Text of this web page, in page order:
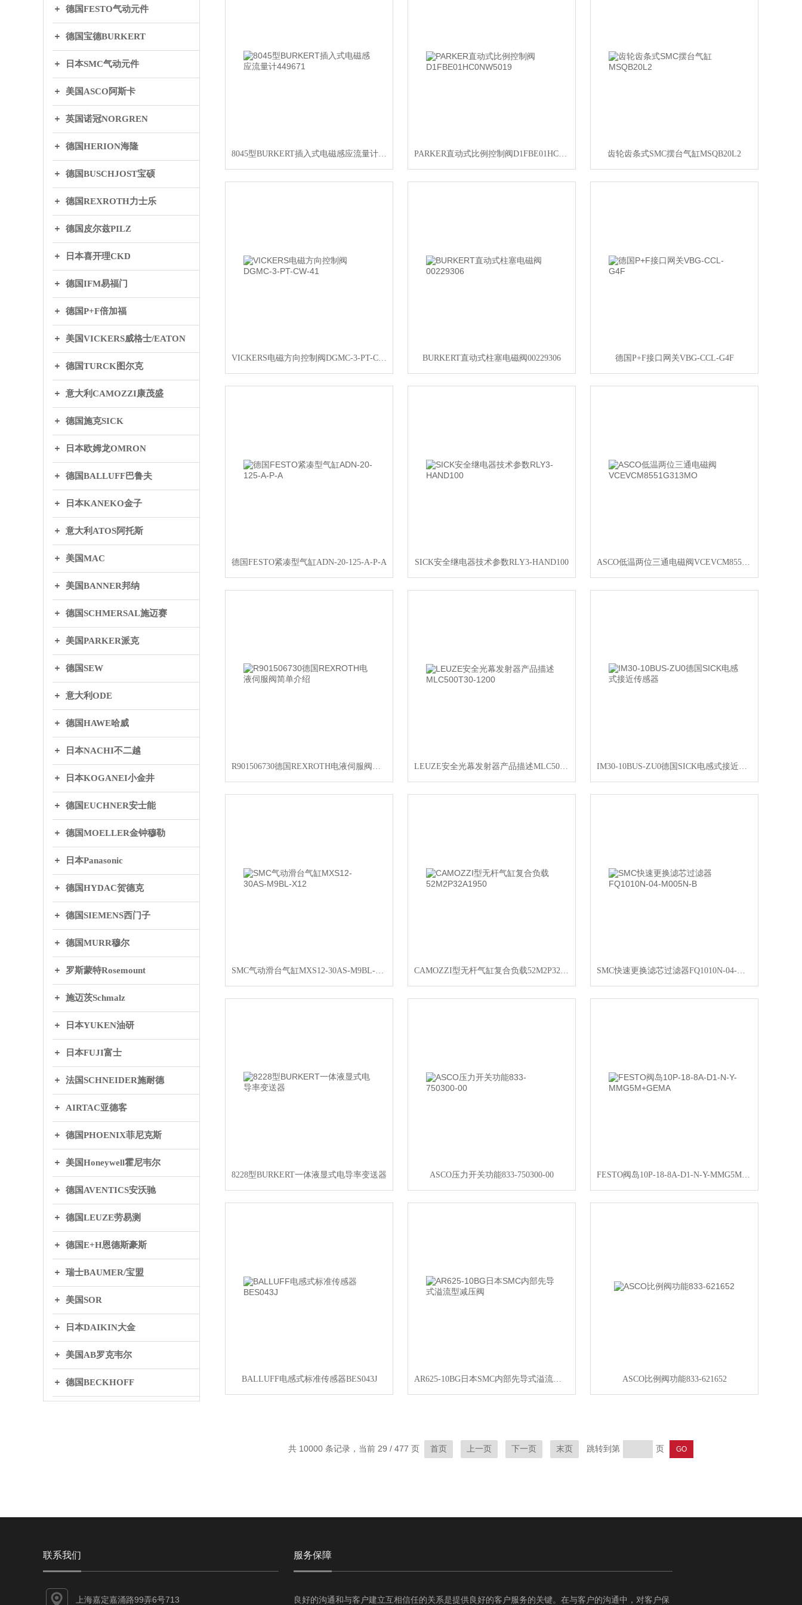
德国FESTO气动元件
德国宝德BURKERT
日本SMC气动元件
美国ASCO阿斯卡
英国诺冠NORGREN
德国HERION海隆
德国BUSCHJOST宝硕
德国REXROTH力士乐
德国皮尔兹PILZ
日本喜开理CKD
德国IFM易福门
德国P+F倍加福
美国VICKERS威格士/EATON
德国TURCK图尔克
意大利CAMOZZI康茂盛
德国施克SICK
日本欧姆龙OMRON
德国BALLUFF巴鲁夫
日本KANEKO金子
意大利ATOS阿托斯
美国MAC
美国BANNER邦纳
德国SCHMERSAL施迈赛
美国PARKER派克
德国SEW
意大利ODE
德国HAWE哈威
日本NACHI不二越
日本KOGANEI小金井
德国EUCHNER安士能
德国MOELLER金钟穆勒
日本Panasonic
德国HYDAC贺德克
德国SIEMENS西门子
德国MURR穆尔
罗斯蒙特Rosemount
施迈茨Schmalz
日本YUKEN油研
日本FUJI富士
法国SCHNEIDER施耐德
AIRTAC亚德客
德国PHOENIX菲尼克斯
美国Honeywell霍尼韦尔
德国AVENTICS安沃驰
德国LEUZE劳易测
德国E+H恩德斯豪斯
瑞士BAUMER/宝盟
美国SOR
日本DAIKIN大金
美国AB罗克韦尔
德国BECKHOFF
8045型BURKERT插入式电磁感应流量计449671 PARKER直动式比例控制阀D1FBE01HC0NW5019 齿轮齿条式SMC摆台气缸MSQB20L2
VICKERS电磁方向控制阀DGMC-3-PT-CW-41 BURKERT直动式柱塞电磁阀00229306 德国P+F接口网关VBG-CCL-G4F
德国FESTO紧凑型气缸ADN-20-125-A-P-A SICK安全继电器技术参数RLY3-HAND100 ASCO低温两位三通电磁阀VCEVCM8551G313MO
R901506730德国REXROTH电液伺服阀简单介绍 LEUZE安全光幕发射器产品描述MLC500T30-1200 IM30-10BUS-ZU0德国SICK电感式接近传感器
SMC气动滑台气缸MXS12-30AS-M9BL-X12 CAMOZZI型无杆气缸复合负载52M2P32A1950 SMC快速更换滤芯过滤器FQ1010N-04-M005N-B
8228型BURKERT一体液显式电导率变送器 ASCO压力开关功能833-750300-00 FESTO阀岛10P-18-8A-D1-N-Y-MMG5M+GEMA
BALLUFF电感式标准传感器BES043J AR625-10BG日本SMC内部先导式溢流型减压阀 ASCO比例阀功能833-621652
共 10000 条记录，当前 29 / 477 页 首页 上一页 下一页 末页 跳转到第 页
联系我们
上海嘉定嘉涌路99弄6号713
服务保障
良好的沟通和与客户建立互相信任的关系是提供良好的客户服务的关键。在与客户的沟通中，对客户保